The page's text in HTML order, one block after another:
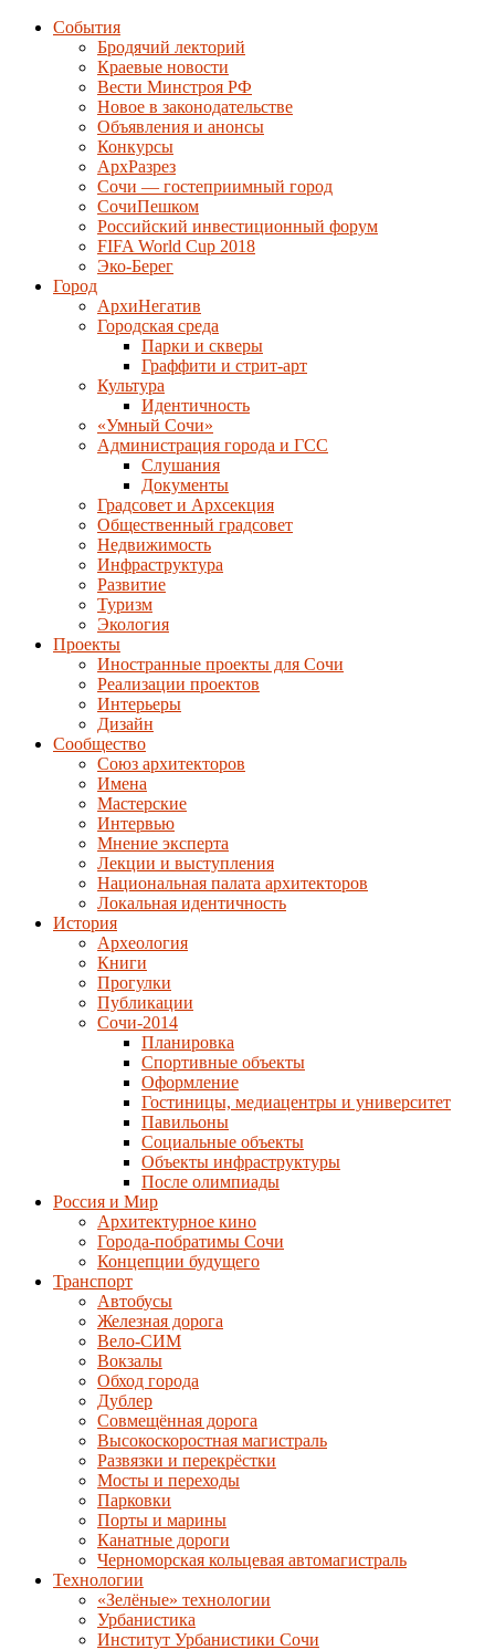
События
Бродячий лекторий
Краевые новости
Вести Минстроя РФ
Новое в законодательстве
Объявления и анонсы
Конкурсы
АрхРазрез
Сочи — гостеприимный город
СочиПешком
Российский инвестиционный форум
FIFA World Cup 2018
Эко-Берег
Город
АрхиНегатив
Городская среда
Парки и скверы
Граффити и стрит-арт
Культура
Идентичность
«Умный Сочи»
Администрация города и ГСС
Слушания
Документы
Градсовет и Архсекция
Общественный градсовет
Недвижимость
Инфраструктура
Развитие
Туризм
Экология
Проекты
Иностранные проекты для Сочи
Реализации проектов
Интерьеры
Дизайн
Сообщество
Союз архитекторов
Имена
Мастерские
Интервью
Мнение эксперта
Лекции и выступления
Национальная палата архитекторов
Локальная идентичность
История
Археология
Книги
Прогулки
Публикации
Сочи-2014
Планировка
Спортивные объекты
Оформление
Гостиницы, медиацентры и университет
Павильоны
Социальные объекты
Объекты инфраструктуры
После олимпиады
Россия и Мир
Архитектурное кино
Города-побратимы Сочи
Концепции будущего
Транспорт
Автобусы
Железная дорога
Вело-СИМ
Вокзалы
Обход города
Дублер
Совмещённая дорога
Высокоскоростная магистраль
Развязки и перекрёстки
Мосты и переходы
Парковки
Порты и марины
Канатные дороги
Черноморская кольцевая автомагистраль
Технологии
«Зелёные» технологии
Урбанистика
Институт Урбанистики Сочи